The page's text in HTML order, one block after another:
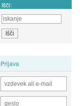
Išči:
Prijava